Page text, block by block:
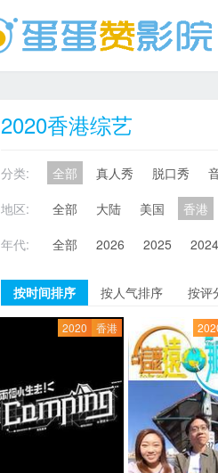
2020香港综艺
分类: 全部 真人秀 脱口秀
地区:
全部 大陆 美国 香港
年代:
全部 2026 2025 2024
按时间排序 按人气排序 按评
2020 香港